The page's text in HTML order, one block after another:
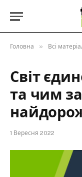
Головна » Всі
Світ
та чим
1 Вересня 2022